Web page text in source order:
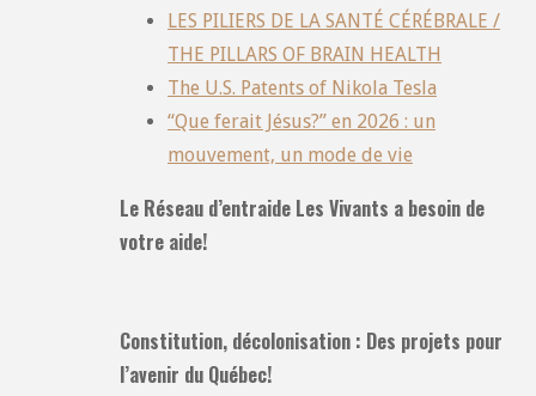
LES PILIERS DE LA SANTÉ CÉRÉBRALE /
THE PILLARS OF BRAIN HEALTH
The U.S. Patents of Nikola Tesla
“Que ferait Jésus?” en 2026 : un
mouvement, un mode de vie
Le Réseau d’entraide Les Vivants a besoin de
votre aide!
Constitution, décolonisation : Des projets pour
l’avenir du Québec!